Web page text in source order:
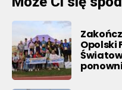
Opolski